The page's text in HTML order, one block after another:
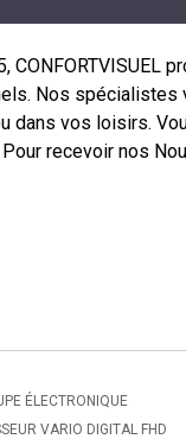
Nos spécialistes
dans vos loisirs.
recevoir nos
ÉLECTRONIQUE
VARIO DIGITAL FHD